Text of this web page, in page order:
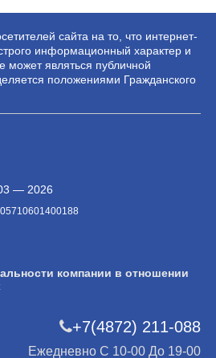
сайта на то, что интернет-
информационный характер и
может являться публичной
положениями Гражданского
— 2026
компании в отношении
+7(4872) 211-088
Ежедневно С 10-00 До 19-00